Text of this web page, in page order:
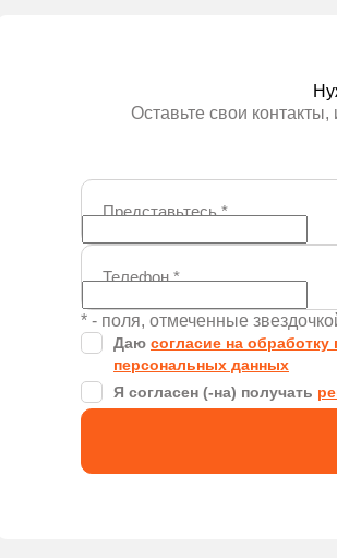
Оставьте свои
Представьтесь*
Телефон*
* - поля, отмеченные
Даю согласие на
персональных данных
Я согласен (-на) получать